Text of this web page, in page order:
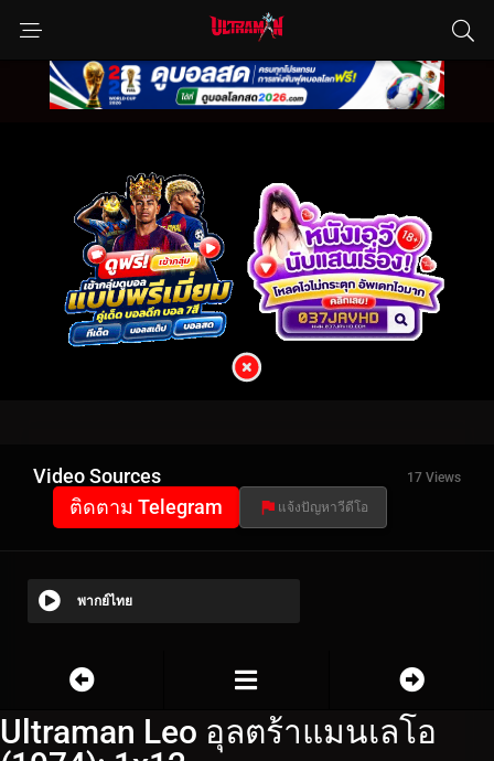
Video Sources 17 Views
ติดตาม Telegram แจ้งปัญหาวีดีโอ
พากย์ไทย
Ultraman Leo อุลตร้าแมนเลโอ